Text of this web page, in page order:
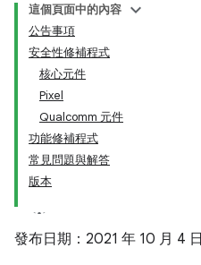
這個頁面中的內容
公告事項
安全性修補程式
核心元件
Pixel
Qualcomm 元件
功能修補程式
常見問題與解答
版本
發布日期：2021 年 10 月 4 日